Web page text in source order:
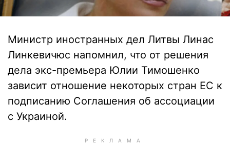
Министр иностранных дел Литвы Линас
Линкевичюс напомнил, что от решения
дела экс-премьера Юлии Тимошенко
зависит отношение некоторых стран ЕС к
подписанию Соглашения об ассоциации
с Украиной.